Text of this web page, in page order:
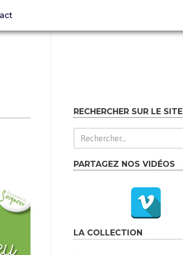
RECHERCHER SUR LE SITE
PARTAGEZ NOS VIDÉOS
LA COLLECTION